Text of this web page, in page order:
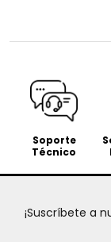
Soporte
Técnico
¡Suscríbete a